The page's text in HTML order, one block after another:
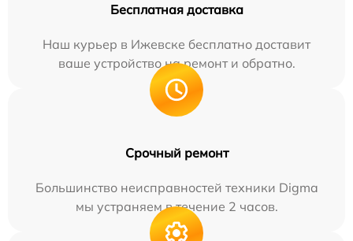
Бесплатная доставка
Наш курьер в Ижевске бесплатно доставит
ваше устройство на ремонт и обратно.
Срочный ремонт
Большинство неисправностей техники Digma
мы устраняем в течение 2 часов.